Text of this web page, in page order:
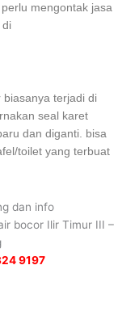
mengontak jasa
terjadi di
seal karet
dan diganti. bisa
toilet yang terbuat
dan info
bocor Ilir Timur III –
9197